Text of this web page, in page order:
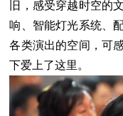
旧，感受穿越时空的
响、智能灯光系统、
各类演出的空间，可
下爱上了这里。